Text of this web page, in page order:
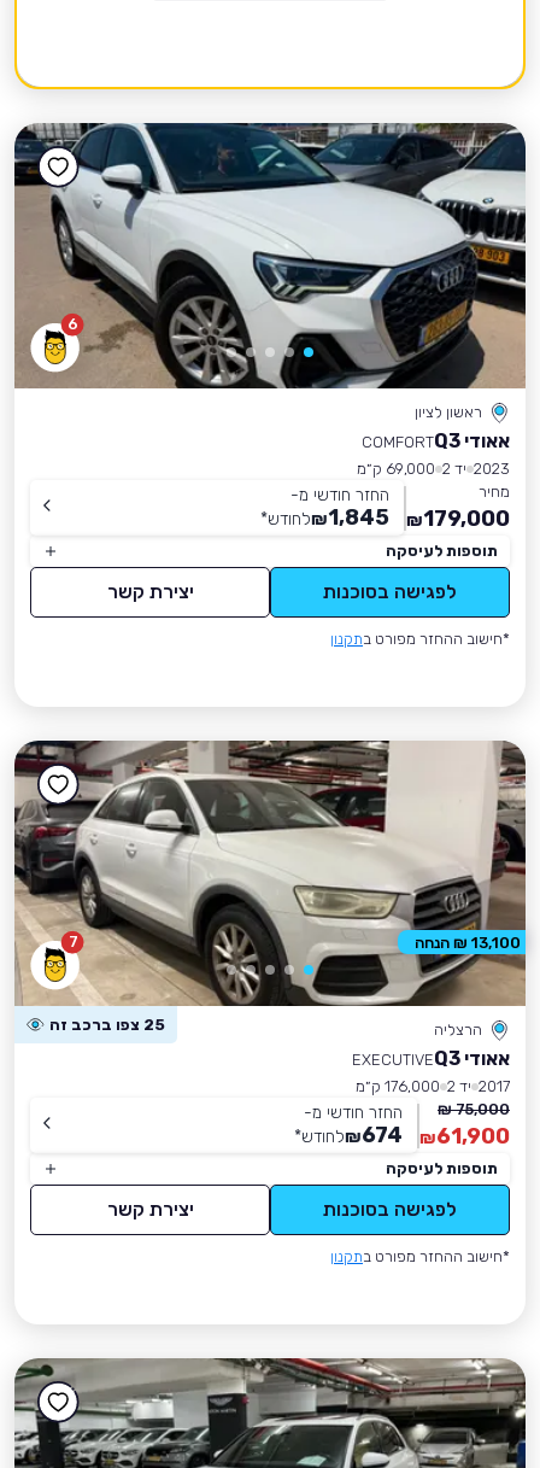
6
ראשון לציון
אאודי Q3
COMFORT
2023 יד 2
69,000 ק״מ
מחיר
179,000
₪
החזר חודשי מ-
1,845
₪לחודש*
תוספות לעיסקה
לפגישה בסוכנות יצירת קשר
*חישוב ההחזר מפורט בתקנון
7
הרצליה 25 צפו ברכב זה
אאודי Q3
EXECUTIVE
2017 יד 2
176,000 ק״מ
75,000 ₪
61,900
₪
החזר חודשי מ-
674
₪לחודש*
תוספות לעיסקה
לפגישה בסוכנות יצירת קשר
*חישוב ההחזר מפורט בתקנון
13,100 ₪ הנחה